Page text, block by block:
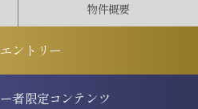
物件概要
ントリー
者限定コンテンツ